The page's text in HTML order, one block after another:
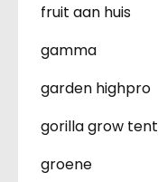
fruit aan huis
gamma
garden highpro
gorilla grow tent
groene